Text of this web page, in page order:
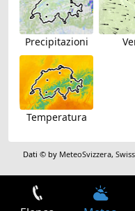
Precipitazioni
Temperatura
Dati © by MeteoSvizzera,